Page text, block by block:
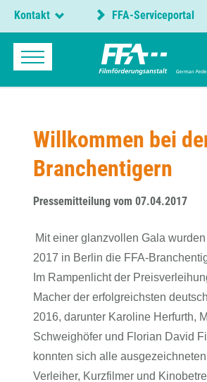
Kontakt FFA-Serviceportal
Willkommen bei
Branchentigern
Pressemitteilung vom 07.04.2017
Mit einer glanzvollen Gala wurden
2017 in Berlin die FFA-
Im Rampenlicht der
Macher der erfolgreichsten
2016, darunter Karoline Herfurth,
Schweighöfer und Florian David
konnten sich alle
Verleiher, Kurzfilmer und